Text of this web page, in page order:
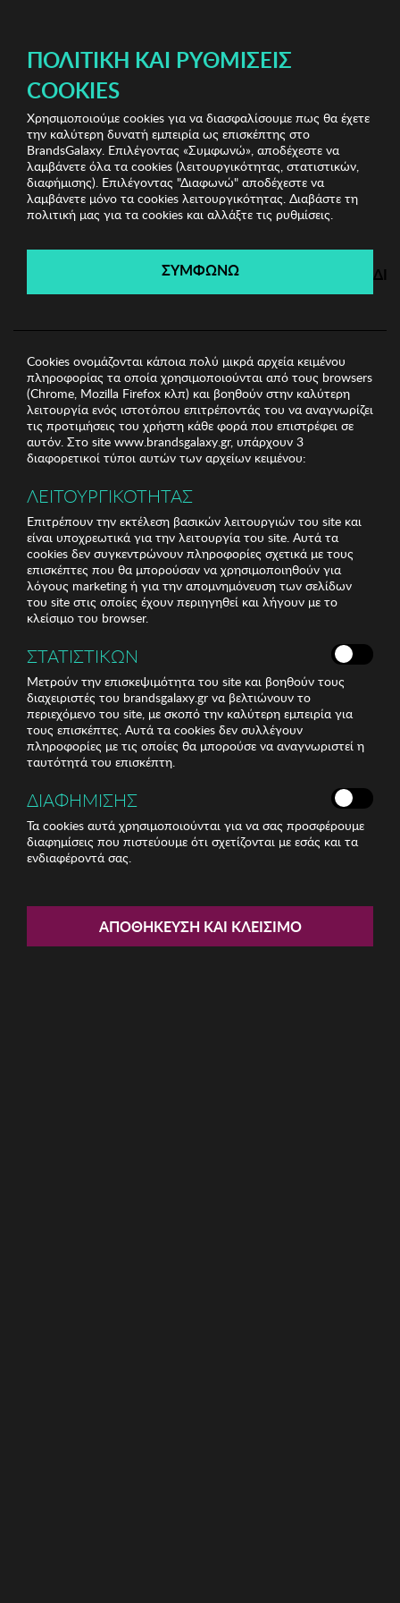
Branded Underwear Γυναικεία Εσώρουχα
Γυναικείο
Σλιπ Selene
Branded Underwear
Λήγει σε: 00ημέρες | 00ώρες 00λεπτά 00δευτ.
Γυναικείο Σλιπ Selene
ΠΟΛΙΤΙΚΉ ΚΑΙ ΡΥΘΜΊΣΕΙΣ
COOKIES
Χρησιμοποιούμε cookies για να διασφαλίσουμε πως θα έχετε
την καλύτερη δυνατή εμπειρία ως επισκέπτης στο
BrandsGalaxy. Επιλέγοντας «Συμφωνώ», αποδέχεστε να
λαμβάνετε όλα τα cookies (λειτουργικότητας, στατιστικών,
διαφήμισης). Επιλέγοντας "Διαφωνώ" αποδέχεστε να
λαμβάνετε μόνο τα cookies λειτουργικότητας. Διαβάστε τη
πολιτική μας για τα cookies και αλλάξτε τις ρυθμίσεις.
ΣΥΜΦΩΝΩ
Cookies ονομάζονται κάποια πολύ μικρά αρχεία κειμένου
πληροφορίας τα οποία χρησιμοποιούνται από τους browsers
(Chrome, Mozilla Firefox κλπ) και βοηθούν στην καλύτερη
λειτουργία ενός ιστοτόπου επιτρέποντάς του να αναγνωρίζει
τις προτιμήσεις του χρήστη κάθε φορά που επιστρέφει σε
αυτόν. Στο site www.brandsgalaxy.gr, υπάρχουν 3
διαφορετικοί τύποι αυτών των αρχείων κειμένου:
ΛΕΙΤΟΥΡΓΙΚΟΤΗΤΑΣ
Επιτρέπουν την εκτέλεση βασικών λειτουργιών του site και
είναι υποχρεωτικά για την λειτουργία του site. Αυτά τα
cookies δεν συγκεντρώνουν πληροφορίες σχετικά με τους
επισκέπτες που θα μπορούσαν να χρησιμοποιηθούν για
λόγους marketing ή για την απομνημόνευση των σελίδων
του site στις οποίες έχουν περιηγηθεί και λήγουν με το
κλείσιμο του browser.
ΣΤΑΤΙΣΤΙΚΩΝ
Μετρούν την επισκεψιμότητα του site και βοηθούν τους
διαχειριστές του brandsgalaxy.gr να βελτιώνουν το
περιεχόμενο του site, με σκοπό την καλύτερη εμπειρία για
τους επισκέπτες. Αυτά τα cookies δεν συλλέγουν
πληροφορίες με τις οποίες θα μπορούσε να αναγνωριστεί η
ταυτότητά του επισκέπτη.
ΔΙΑΦΗΜΙΣΗΣ
Τα cookies αυτά χρησιμοποιούνται για να σας προσφέρουμε
διαφημίσεις που πιστεύουμε ότι σχετίζονται με εσάς και τα
ενδιαφέροντά σας.
ΑΠΟΘΉΚΕΥΣΗ ΚΑΙ ΚΛΕΊΣΙΜΟ